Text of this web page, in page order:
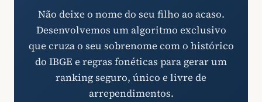
Não deixe o nome do seu filho ao acaso.
Desenvolvemos um algoritmo exclusivo
que cruza o seu sobrenome com o histórico
do IBGE e regras fonéticas para gerar um
ranking seguro, único e livre de
arrependimentos.